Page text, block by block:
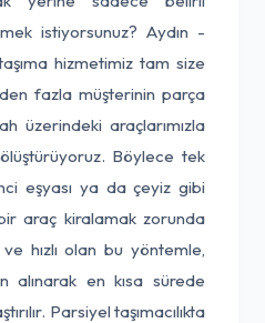
istiyorsunuz? Aydın -
hizmetimiz tam size
fazla müşterinin parça
üzerindeki araçlarımızla
Böylece tek
eşyası ya da çeyiz gibi
araç kiralamak zorunda
ve hızlı olan bu yöntemle,
alınarak en kısa sürede
Parsiyel taşımacılıkta